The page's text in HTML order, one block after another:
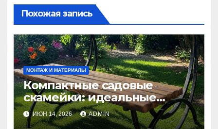
Похожая запись
МОНТАЖ И МАТЕРИАЛЫ
Компактные садовые
скамейки: идеальные
решения Madmetal.ru для
маленьких участков
ИЮН 14, 2026 ADMIN